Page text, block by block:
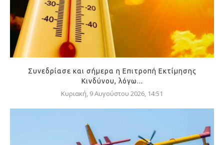
Συνεδρίασε και σήμερα η Επιτροπή Εκτίμησης
Κινδύνου, λόγω...
Κυριακή, 9 Αυγούστου 2026, 14:51